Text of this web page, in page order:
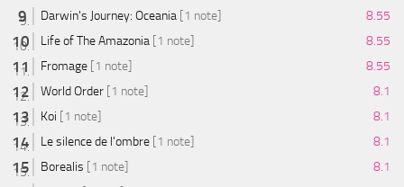
Darwin's Journey: Oceania [1 note]
8.55
Life of The Amazonia [1 note]
8.55
Fromage [1 note]
8.55
World Order [1 note]
8.1
Koi [1 note]
8.1
Le silence de l'ombre [1 note]
8.1
Borealis [1 note]
8.1